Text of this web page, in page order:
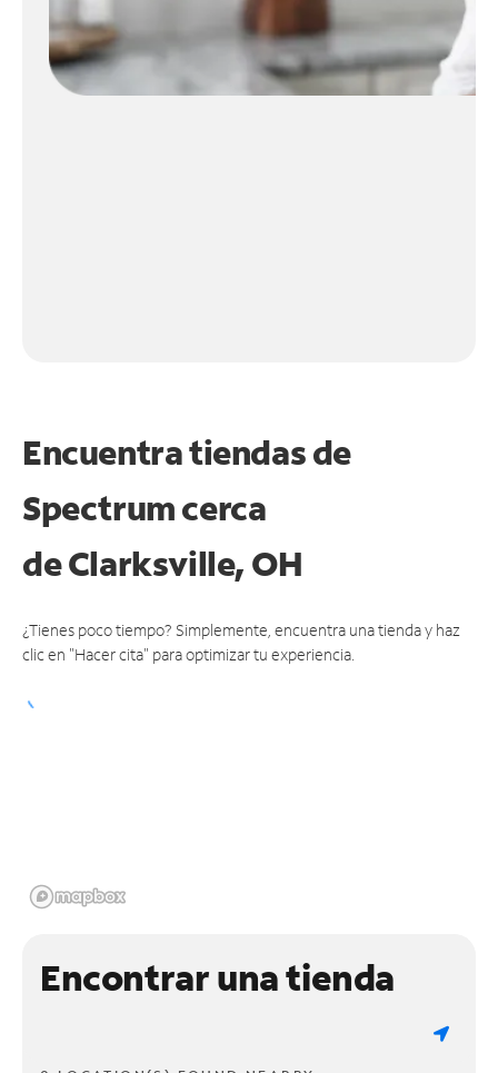
Encuentra tiendas de
Spectrum cerca
deClarksville, OH
¿Tienes poco tiempo? Simplemente, encuentra una tienda y haz
clic en "Hacer cita" para optimizar tu experiencia.
Encontrar una tienda